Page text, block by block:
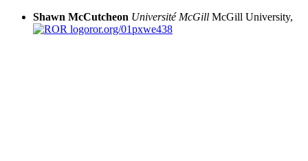
Shawn McCutcheon Université McGill McGill University,
ror.org/01pxwe438